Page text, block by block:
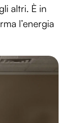
altri. È in
l’energia